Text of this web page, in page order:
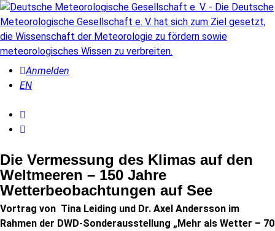
Anmelden
EN
Die Vermessung des Klimas auf den
Weltmeeren – 150 Jahre
Wetterbeobachtungen auf See
Vortrag von Tina Leiding und Dr. Axel Andersson im
Rahmen der DWD-Sonderausstellung „Mehr als Wetter – 70